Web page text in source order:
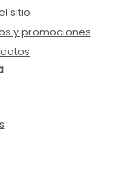
sitio
y promociones